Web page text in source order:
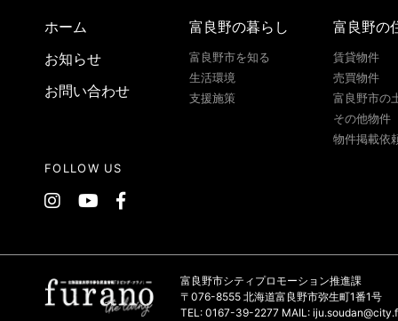
ホーム
お知らせ
お問い合わせ
富良野の暮らし
富良野市を知る
生活環境
支援施策
富良野の
賃貸物件
売買物件
富良野市の
その他物件
物件掲載依
FOLLOW US
富良野市シティプロモーション推進課
〒076-8555 北海道富良野市弥生町1番1号
TEL: 0167-39-2277 MAIL: